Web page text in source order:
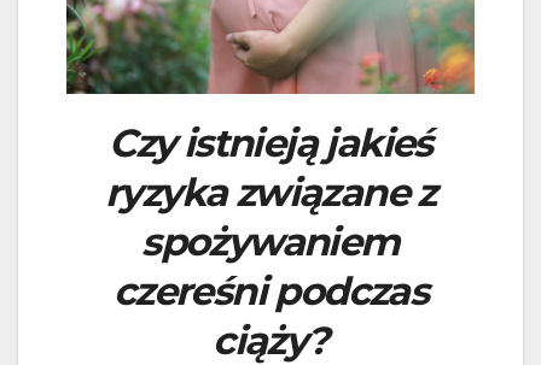
Czy istnieją jakieś
ryzyka związane z
spożywaniem
czereśni podczas
ciąży?